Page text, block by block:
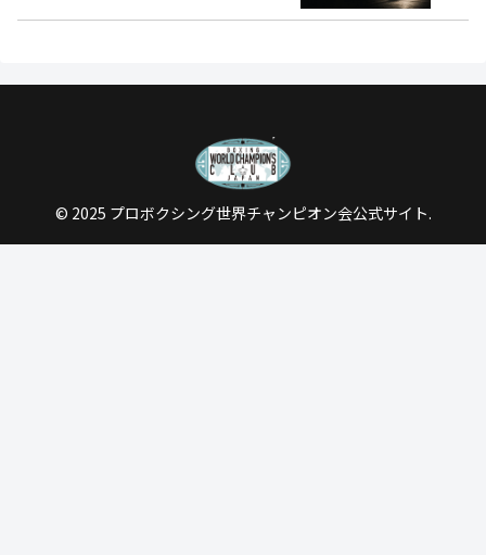
© 2025 プロボクシング世界チャンピオン会公式サイト.